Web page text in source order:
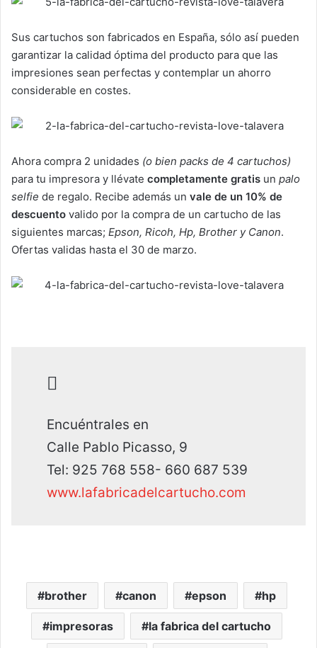
Sus cartuchos son fabricados en España, sólo así pueden
garantizar la calidad óptima del producto para que las
impresiones sean perfectas y contemplar un ahorro
considerable en costes.
Ahora compra 2 unidades (o bien packs de 4 cartuchos)
para tu impresora y llévate completamente gratis un palo
selfie de regalo. Recibe además un vale de un 10% de
descuento valido por la compra de un cartucho de las
siguientes marcas; Epson, Ricoh, Hp, Brother y Canon.
Ofertas validas hasta el 30 de marzo.
Encuéntrales en
Calle Pablo Picasso, 9
Tel: 925 768 558- 660 687 539
www.lafabricadelcartucho.com
brother canon epson hp
impresoras la fabrica del cartucho